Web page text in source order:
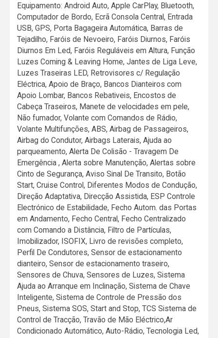
Equipamento: Android Auto, Apple CarPlay, Bluetooth,
Computador de Bordo, Ecrã Consola Central, Entrada
USB, GPS, Porta Bagageira Automática, Barras de
Tejadilho, Faróis de Nevoeiro, Faróis Diurnos, Faróis
Diurnos Em Led, Faróis Reguláveis em Altura, Função
Luzes Coming & Leaving Home, Jantes de Liga Leve,
Luzes Traseiras LED, Retrovisores c/ Regulação
Eléctrica, Apoio de Braço, Bancos Dianteiros com
Apoio Lombar, Bancos Rebativeis, Encostos de
Cabeça Traseiros, Manete de velocidades em pele,
Não fumador, Volante com Comandos de Rádio,
Volante Multifunções, ABS, Airbag de Passageiros,
Airbag do Condutor, Airbags Laterais, Ajuda ao
parqueamento, Alerta De Colisão - Travagem De
Emergência , Alerta sobre Manutenção, Alertas sobre
Cinto de Segurança, Aviso Sinal De Transito, Botão
Start, Cruise Control, Diferentes Modos de Condução,
Direção Adaptativa, Direcção Assistida, ESP Controle
Electrónico de Estabilidade, Fecho Autom. das Portas
em Andamento, Fecho Central, Fecho Centralizado
com Comando a Distância, Filtro de Partículas,
Imobilizador, ISOFIX, Livro de revisões completo,
Perfil De Condutores, Sensor de estacionamento
dianteiro, Sensor de estacionamento traseiro,
Sensores de Chuva, Sensores de Luzes, Sistema
Ajuda ao Arranque em Inclinação, Sistema de Chave
Inteligente, Sistema de Controle de Pressão dos
Pneus, Sistema SOS, Start and Stop, TCS Sistema de
Control de Tracção, Travão de Mão Eléctrico,Ar
Condicionado Automático, Auto-Rádio, Tecnologia Led,